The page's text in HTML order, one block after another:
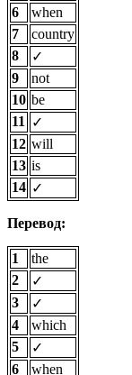
6
when
7
country
8
✓
9
not
10 be
11
✓
12 will
13 is
14 ✓
Перевод:
1
the
2
✓
3
✓
4
which
5
✓
6
when